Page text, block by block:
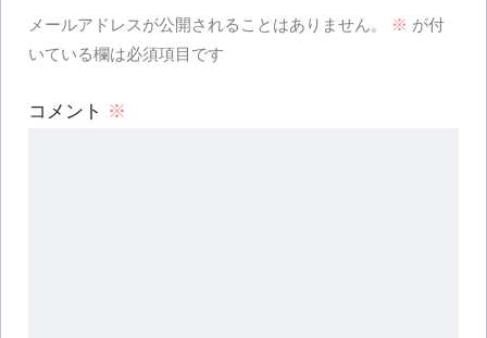
メールアドレスが公開されることはありません。 ※ が付
いている欄は必須項目です
コメント ※